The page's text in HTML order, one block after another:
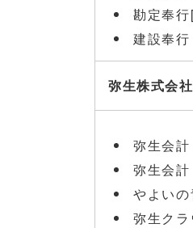
勘定奉
建設奉行
弥生株式会社
弥生会
弥生会
やよい
弥生クラ